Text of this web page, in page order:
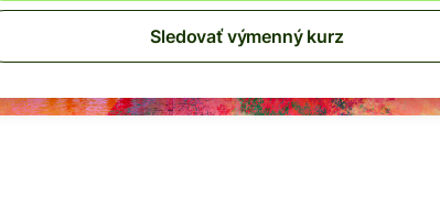
Sledovať výmenný kurz